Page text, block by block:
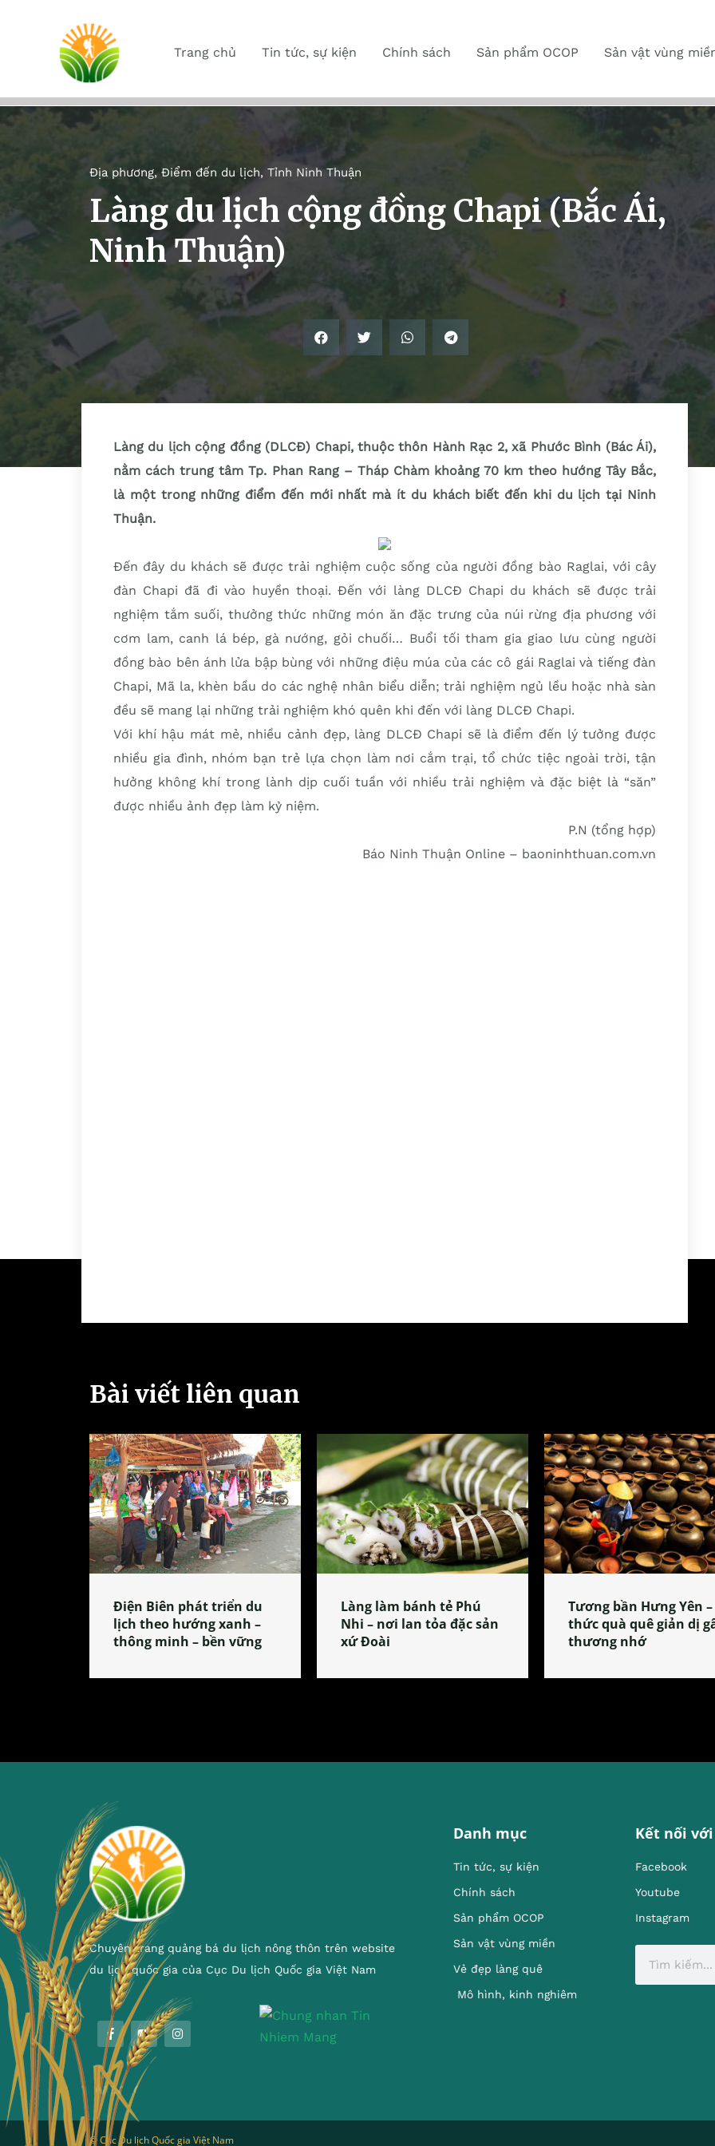
Trang chủ Tin tức, sự kiện Chính sách Sản phẩm OCOP Sản vật vùng
Địa phương, Điểm đến du lịch, Tỉnh Ninh Thuận
Làng du lịch cộng đồng Chapi (Bắc Ái,
Ninh Thuận)
Làng du lịch cộng đồng (DLCĐ) Chapi, thuộc thôn Hành Rạc 2, xã Phước Bình (Bác Ái),
nằm cách trung tâm Tp. Phan Rang – Tháp Chàm khoảng 70 km theo hướng Tây Bắc,
là một trong những điểm đến mới nhất mà ít du khách biết đến khi du lịch tại Ninh
Thuận.
Đến đây du khách sẽ được trải nghiệm cuộc sống của người đồng bào Raglai, với cây
đàn Chapi đã đi vào huyền thoại. Đến với làng DLCĐ Chapi du khách sẽ được trải
nghiệm tắm suối, thưởng thức những món ăn đặc trưng của núi rừng địa phương với
cơm lam, canh lá bép, gà nướng, gỏi chuối… Buổi tối tham gia giao lưu cùng người
đồng bào bên ánh lửa bập bùng với những điệu múa của các cô gái Raglai và tiếng đàn
Chapi, Mã la, khèn bầu do các nghệ nhân biểu diễn; trải nghiệm ngủ lều hoặc nhà sàn
đều sẽ mang lại những trải nghiệm khó quên khi đến với làng DLCĐ Chapi.
Với khí hậu mát mẻ, nhiều cảnh đẹp, làng DLCĐ Chapi sẽ là điểm đến lý tưởng được
nhiều gia đình, nhóm bạn trẻ lựa chọn làm nơi cắm trại, tổ chức tiệc ngoài trời, tận
hưởng không khí trong lành dịp cuối tuần với nhiều trải nghiệm và đặc biệt là “săn”
được nhiều ảnh đẹp làm kỷ niệm.
P.N (tổng hợp)
Báo Ninh Thuận Online – baoninhthuan.com.vn
Bài viết liên quan
Điện Biên phát triển du
lịch theo hướng xanh –
thông minh – bền vững
Làng làm bánh tẻ Phú
Nhi – nơi lan tỏa đặc sản
xứ Đoài
Tương bần Hưng Yên –
thức quà quê giản dị
thương nhớ
Chuyên trang quảng bá du lịch nông thôn trên website
du lịch quốc gia của Cục Du lịch Quốc gia Việt Nam
Danh mục
Tin tức, sự kiện
Chính sách
Sản phẩm OCOP
Sản vật vùng miền
Vẻ đẹp làng quê
Mô hình, kinh nghiêm
Kết nối
Facebook
Youtube
Instagram
© Cục Du lịch Quốc gia Việt Nam